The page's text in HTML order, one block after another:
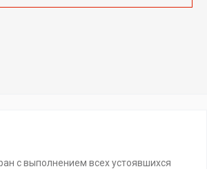
с выполнением всех устоявшихся